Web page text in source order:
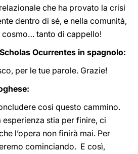
che ha provato la crisi
dentro di sé, e nella comunità,
cosmo… tanto di cappello!
Ocurrentes in spagnolo:
per le tue parole. Grazie!
così questo cammino.
stia per finire, ci
l’opera non finirà mai. Per
cominciando. E così,